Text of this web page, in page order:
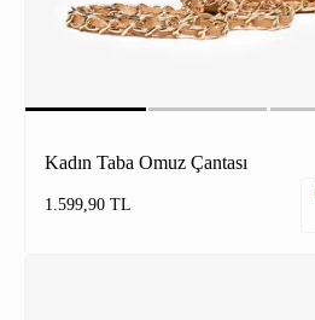
Kadın Taba Omuz Çantası
1.599,90 TL